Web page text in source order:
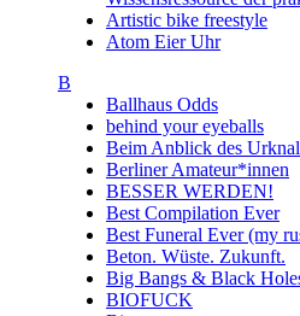
Artistic bike freestyle
Atom Eier Uhr
B
Ballhaus Odds
behind your eyeballs
Beim Anblick des
Berliner Amateur*innen
BESSER WERDEN!
Best Compilation Ever
Best Funeral Ever (my
Beton. Wüste. Zukunft.
Big Bangs & Black
BIOFUCK